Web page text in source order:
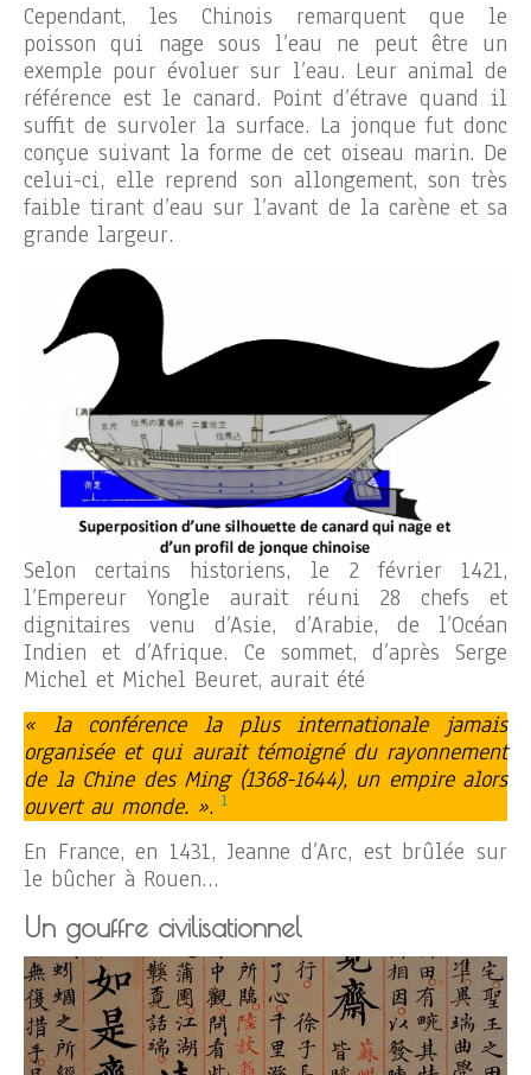
Cependant, les Chinois remarquent que le
poisson qui nage sous l’eau ne peut être un
exemple pour évoluer sur l’eau. Leur animal de
référence est le canard. Point d’étrave quand il
suffit de survoler la surface. La jonque fut donc
conçue suivant la forme de cet oiseau marin. De
celui-ci, elle reprend son allongement, son très
faible tirant d’eau sur l’avant de la carène et sa
grande largeur.
Selon certains historiens, le 2 février 1421,
l’Empereur Yongle aurait réuni 28 chefs et
dignitaires venu d’Asie, d’Arabie, de l’Océan
Indien et d’Afrique. Ce sommet, d’après Serge
Michel et Michel Beuret, aurait été
« la conférence la plus internationale jamais
organisée et qui aurait témoigné du rayonnement
de la Chine des Ming (1368-1644), un empire alors
ouvert au monde. ». 1
En France, en 1431, Jeanne d’Arc, est brûlée sur
le bûcher à Rouen…
Un gouffre civilisationnel